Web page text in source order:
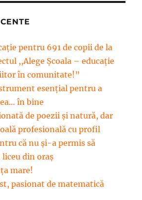
pentru 691 de copii de la
,,Alege Școala – educație
în comunitate!”
esenţial pentru a
în bine
de poezii și natură, dar
profesională cu profil
că nu și-a permis să
liceu din oraș
mare!
pasionat de matematică